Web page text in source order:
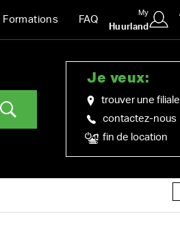
Formations FAQ
My
Huurland
Je veux:
trouver une filiale
contactez-nous
fin de location